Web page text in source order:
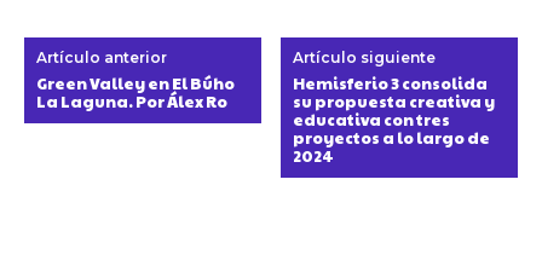
Artículo anterior
Green Valley en El Búho
La Laguna. Por Álex Ro
Artículo siguiente
Hemisferio 3 consolida
su propuesta creativa y
educativa con tres
proyectos a lo largo de
2024